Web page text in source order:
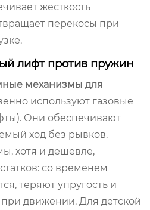
жесткость
перекосы при
лифт против пружин
механизмы для
используют газовые
Они обеспечивают
ход без рывков.
хотя и дешевле,
со временем
теряют упругость и
при движении. Для детской